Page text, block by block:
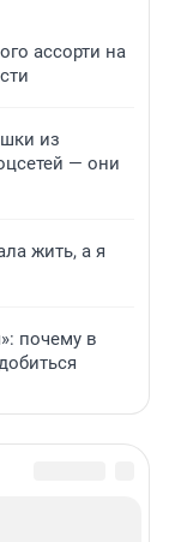
ассорти на
из
— они
жить, а я
почему в